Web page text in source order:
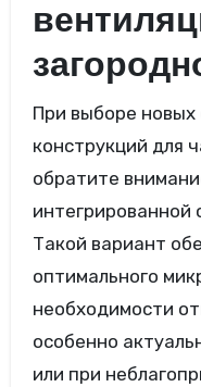
При выборе
конструкций для
обратите
интегрированной
Такой вариант
оптимального
необходимости
особенно
или при